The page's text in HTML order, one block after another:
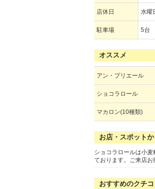
店休日 水曜
駐車場 5台
オススメ
アン・プリエール
ショコラロール
マカロン(10種類)
お店・スポット
ショコラロールは小
ております。ご来店お
おすすめのクチ